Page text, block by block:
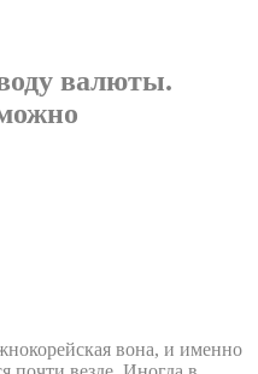
валюты.
вона, и именно